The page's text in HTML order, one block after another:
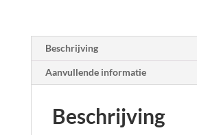
Beschrijving
Aanvullende informatie
Beschrijving